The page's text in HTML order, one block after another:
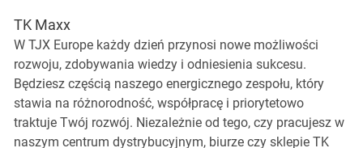
TK Maxx
W TJX Europe każdy dzień przynosi nowe możliwości
rozwoju, zdobywania wiedzy i odniesienia sukcesu.
Będziesz częścią naszego energicznego zespołu, który
stawia na różnorodność, współpracę i priorytetowo
traktuje Twój rozwój. Niezależnie od tego, czy pracujesz w
naszym centrum dystrybucyjnym, biurze czy sklepie TK